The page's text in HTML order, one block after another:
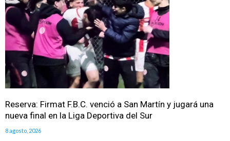
Reserva: Firmat F.B.C. venció a San Martín y jugará una
nueva final en la Liga Deportiva del Sur
8 agosto, 2026